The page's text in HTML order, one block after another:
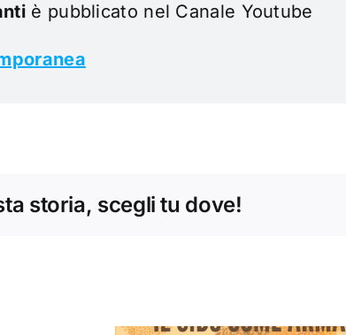
è pubblicato nel Canale Youtube
storia, scegli tu dove!